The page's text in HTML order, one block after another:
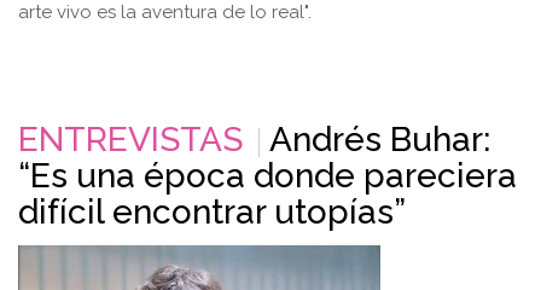
arte vivo es la aventura de lo real".
ENTREVISTAS
Andrés Buhar:
“Es una época donde pareciera
difícil encontrar utopías”